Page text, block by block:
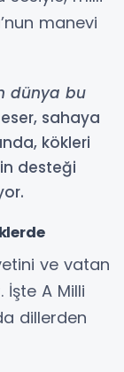
manevi
dünya bu
sahaya
kökleri
desteği
ve vatan
İşte A Milli
dillerden